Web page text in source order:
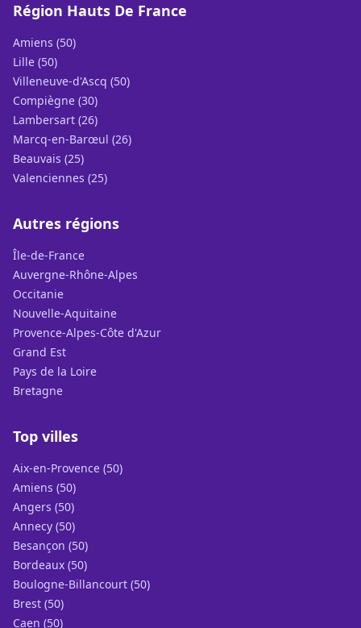
Région Hauts De France
Amiens (50)
Lille (50)
Villeneuve-d'Ascq (50)
Compiègne (30)
Lambersart (26)
Marcq-en-Barœul (26)
Beauvais (25)
Valenciennes (25)
Autres régions
Île-de-France
Auvergne-Rhône-Alpes
Occitanie
Nouvelle-Aquitaine
Provence-Alpes-Côte d'Azur
Grand Est
Pays de la Loire
Bretagne
Top villes
Aix-en-Provence (50)
Amiens (50)
Angers (50)
Annecy (50)
Besançon (50)
Bordeaux (50)
Boulogne-Billancourt (50)
Brest (50)
Caen (50)